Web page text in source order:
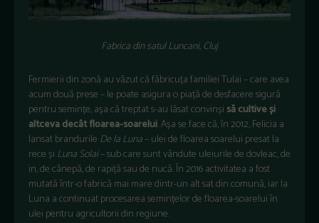
Fabrica din satul Luncani, Cluj
Fermierii din zonă au văzut că făbricuța familiei Tulai – care avea
acum două prese – le poate asigura o piață de desfacere sigură
pentru semințe, așa că treptat s-au lăsat convinși să cultive și
altceva decât floarea-soarelui. Așa se face că, în 2012, Felicia a
lansat brandurile De la Luna– ulei de floarea soarelui presat la
rece și Luna Solai– sub care sunt vândute uleiurile de dovleac, de
in, de cânepă, de rapiță sau de nucă. În 2016 activitatea a fost
mutată într-o fabrică mai mare dintr-un alt sat din comună, iar la
Luna a continuat procesarea semințelor de floarea-soarelui în
ulei pentru agricultorii din regiune.